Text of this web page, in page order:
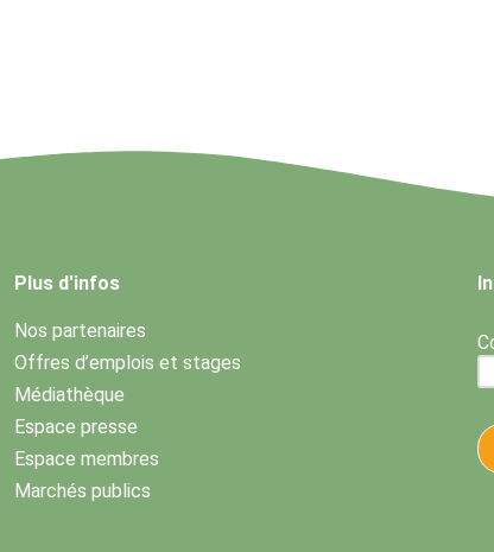
Plus d'infos
Nos partenaires
Offres d’emplois et stages
Médiathèque
Espace presse
Espace membres
Marchés publics